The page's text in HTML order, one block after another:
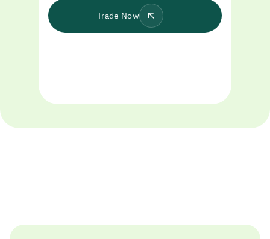
Trade Now